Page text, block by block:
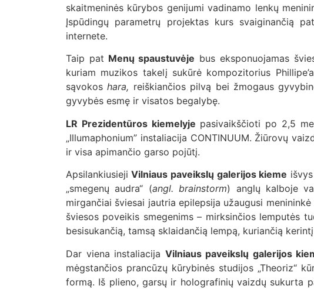
skaitmeninės kūrybos genijumi vadinamo lenkų
Įspūdingų parametrų projektas kurs svaiginančią
internete.
Taip pat Menų spaustuvėje bus eksponuojamas
kuriam muzikos takelį sukūrė kompozitorius
sąvokoshara, reiškiančios pilvą bei žmogaus
gyvybės esmę ir visatos begalybę.
LR Prezidentūros kiemelyje pasivaikščioti po 2,5
„Illumaphonium” instaliacija CONTINUUM. Žiūrovų
ir visa apimančio garso pojūtį.
Apsilankiusieji Vilniaus paveikslų galerijos kieme
„smegenų audra“ (angl. brainstorm) anglų kalboje
mirgančiai šviesai jautria epilepsija užaugusi
šviesos poveikis smegenims – mirksinčios lemputės
besisukančią, tamsą sklaidančią lempą, kuriančią
Dar viena instaliacija Vilniaus paveikslų galerijos
mėgstančios prancūzų kūrybinės studijos „Theoriz“
formą. Iš plieno, garsų ir holografinių vaizdų sukurta